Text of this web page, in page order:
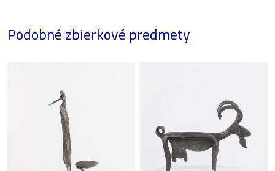
Podobné zbierkové predmety